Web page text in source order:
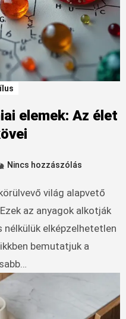
elemek: Az élet
Nincs hozzászólás
az anyagok alkotják
elképzelhetetlen
bemutatjuk a